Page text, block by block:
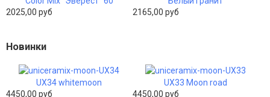
2025,00 руб
2165,00 руб
Новинки
UX34 whitemoon
4450,00 руб
UX33 Moon road
4450,00 руб